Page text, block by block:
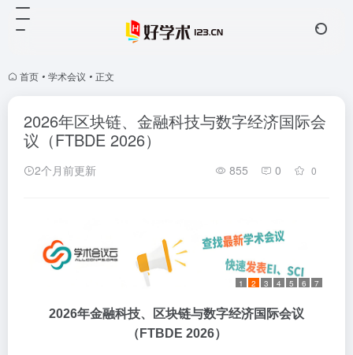
首页 • 学术会议 • 正文
2026年区块链、金融科技与数字经济国际会
议（FTBDE 2026）
2个月前更新 855 0 0
1 2 3 4 5 6 7
2026年金融科技、区块链与数字经济国际会议
（FTBDE 2026）